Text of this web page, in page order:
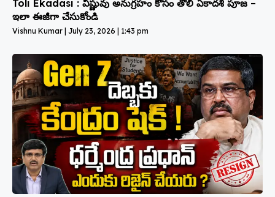
Toli Ekadasi : విష్ణువు అనుగ్రహం కోసం తొలి ఏకాదశి పూజ –
ఇలా ఈజీగా చేసుకోండి
Vishnu Kumar July 23, 2026 1:43 pm